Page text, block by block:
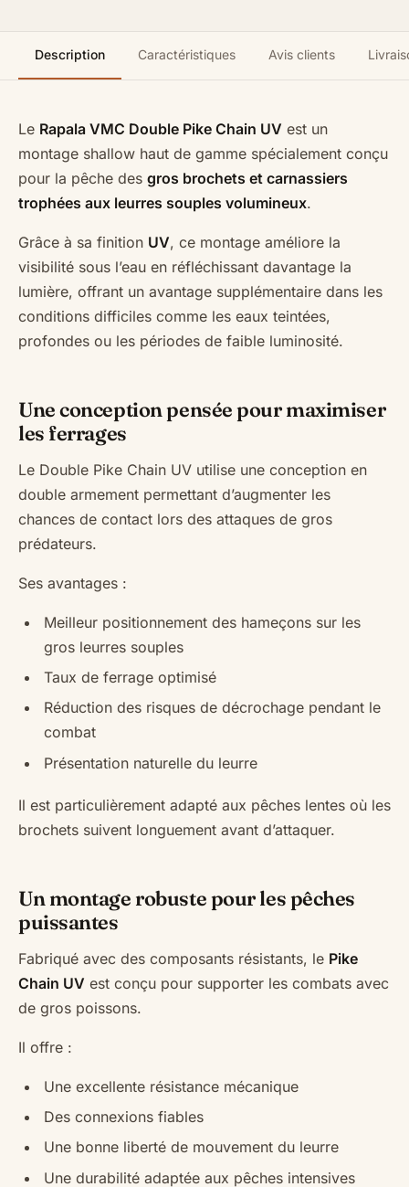
Description Caractéristiques Avis clients
Le Rapala VMC Double Pike Chain UV est un
montage shallow haut de gamme spécialement conçu
pour la pêche des gros brochets et carnassiers
trophées aux leurres souples volumineux.
Grâce à sa finition UV, ce montage améliore la
visibilité sous l’eau en réfléchissant davantage la
lumière, offrant un avantage supplémentaire dans les
conditions difficiles comme les eaux teintées,
profondes ou les périodes de faible luminosité.
Une conception pensée pour maximiser
les ferrages
Le Double Pike Chain UV utilise une conception en
double armement permettant d’augmenter les
chances de contact lors des attaques de gros
prédateurs.
Ses avantages :
Meilleur positionnement des hameçons sur les
gros leurres souples
Taux de ferrage optimisé
Réduction des risques de décrochage pendant le
combat
Présentation naturelle du leurre
Il est particulièrement adapté aux pêches lentes où les
brochets suivent longuement avant d’attaquer.
Un montage robuste pour les pêches
puissantes
Fabriqué avec des composants résistants, le Pike
Chain UV est conçu pour supporter les combats avec
de gros poissons.
Il offre :
Une excellente résistance mécanique
Des connexions fiables
Une bonne liberté de mouvement du leurre
Une durabilité adaptée aux pêches intensives